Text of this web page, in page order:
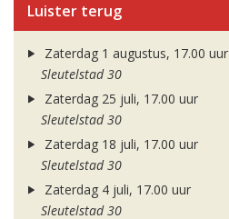
Luister terug
Zaterdag 1 augustus, 17.00 uur
Sleutelstad 30
Zaterdag 25 juli, 17.00 uur
Sleutelstad 30
Zaterdag 18 juli, 17.00 uur
Sleutelstad 30
Zaterdag 4 juli, 17.00 uur
Sleutelstad 30